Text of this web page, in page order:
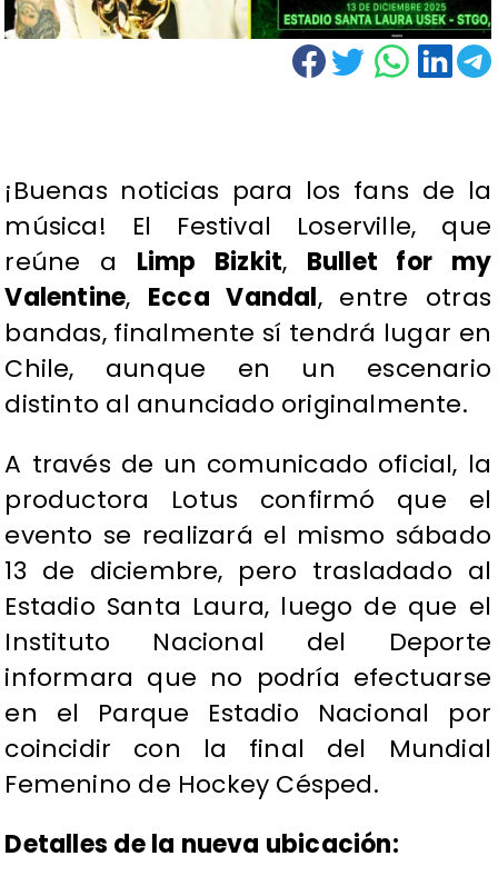
¡Buenas noticias para los fans de la
música! El Festival Loserville, que
reúne a Limp Bizkit, Bullet for my
Valentine, Ecca Vandal, entre otras
bandas, finalmente sí tendrá lugar en
Chile, aunque en un escenario
distinto al anunciado originalmente.
A través de un comunicado oficial, la
productora Lotus confirmó que el
evento se realizará el mismo sábado
13 de diciembre, pero trasladado al
Estadio Santa Laura, luego de que el
Instituto Nacional del Deporte
informara que no podría efectuarse
en el Parque Estadio Nacional por
coincidir con la final del Mundial
Femenino de Hockey Césped.
Detalles de la nueva ubicación: